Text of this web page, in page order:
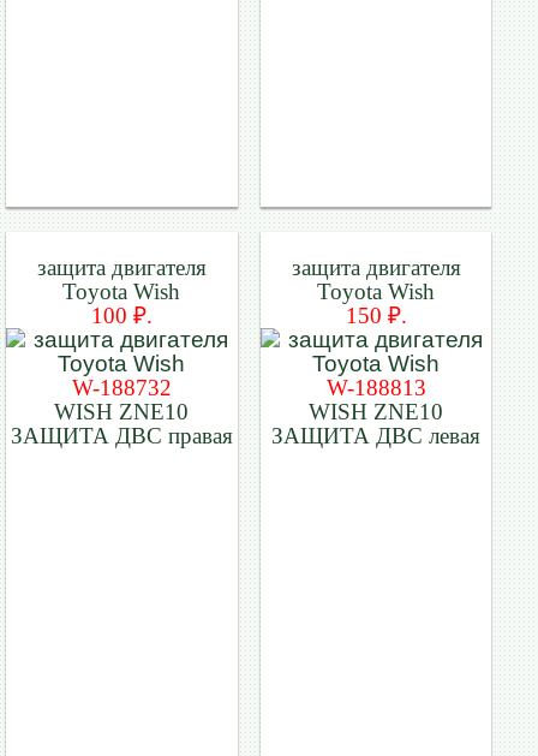
защита двигателя
Toyota Wish
100 ₽.
W-188732
WISH ZNE10
ЗАЩИТА ДВС правая
защита двигателя
Toyota Wish
150 ₽.
W-188813
WISH ZNE10
ЗАЩИТА ДВС левая